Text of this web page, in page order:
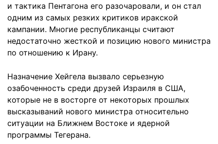
и тактика Пентагона его разочаровали, и он стал
одним из самых резких критиков иракской
кампании. Многие республиканцы считают
недостаточно жесткой и позицию нового министра
по отношению к Ирану.
Назначение Хейгела вызвало серьезную
озабоченность среди друзей Израиля в США,
которые не в восторге от некоторых прошлых
высказываний нового министра относительно
ситуации на Ближнем Востоке и ядерной
программы Тегерана.